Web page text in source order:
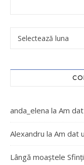
anda_elena la Am
Alexandru la Am dat
Lângă moaștele